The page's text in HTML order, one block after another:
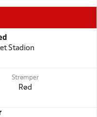
Stadion
Strømper
Rød